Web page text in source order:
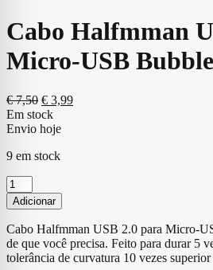
Cabo Halfmman
Micro-USB
€7,50 O
preço
original
€ 7,50.
€ 3,99O
Em stock
Envio hoje
9 em stock
Quantidade
de
Cabo
Halfmman
USB
2.0
Adicionar
Cabo Halfmman USB 2.0 para Micro-
de que você precisa. Feito para durar 5
tolerância de curvatura 10 vezes